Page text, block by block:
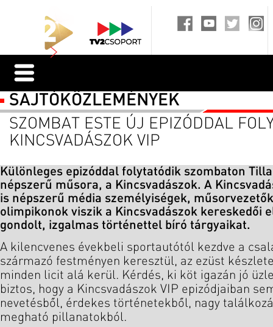
SAJTÓKÖZLEMÉNYEK
SZOMBAT ESTE ÚJ EPIZÓDDAL
KINCSVADÁSZOK VIP
Különleges epizóddal folytatódik szombaton
népszerű műsora, a Kincsvadászok. A
is népszerű média személyiségek,
olimpikonok viszik a Kincsvadászok kereskedői
gondolt, izgalmas történettel bíró tárgyaikat.
A kilencvenes évekbeli sportautótól kezdve a
származó festményen keresztül, az ezüst
minden licit alá kerül. Kérdés, ki köt igazán jó
biztos, hogy a Kincsvadászok VIP epizódjaiban
nevetésből, érdekes történetekből, nagy
megható pillanatokból.